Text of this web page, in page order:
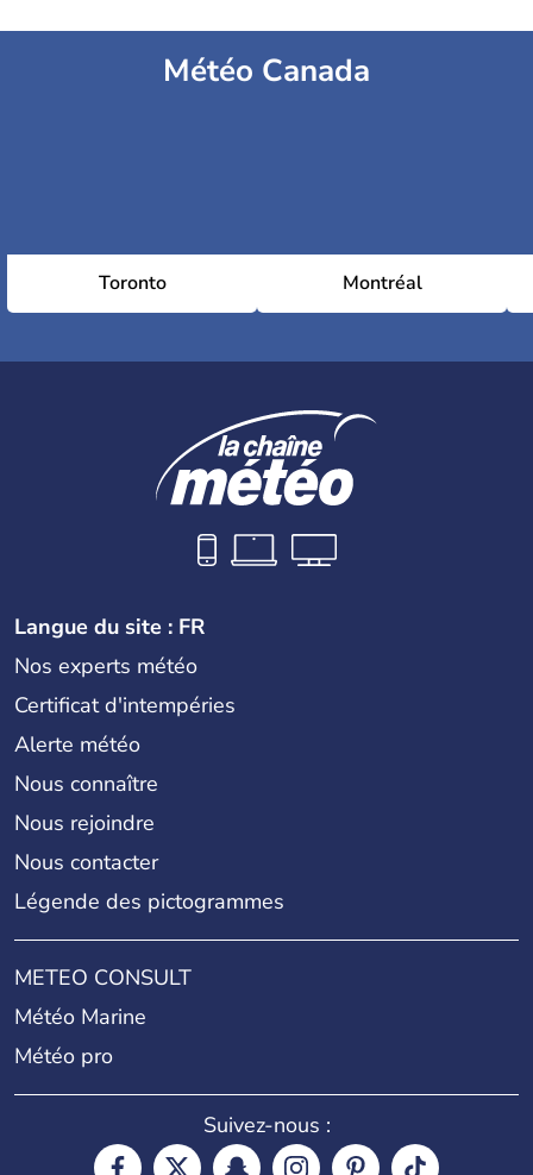
Météo Canada
Toronto Montréal
Langue du site : FR
Nos experts météo
Certificat d'intempéries
Alerte météo
Nous connaître
Nous rejoindre
Nous contacter
Légende des pictogrammes
METEO CONSULT
Météo Marine
Météo pro
Suivez-nous :